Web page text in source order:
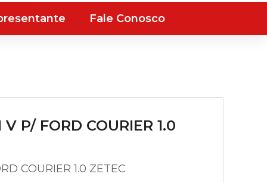
Fale Conosco
P/ FORD COURIER 1.0
COURIER 1.0 ZETEC